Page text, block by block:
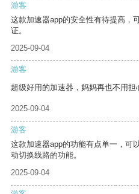
游客
这款加速器app的安全性有待提高，
证。
2025-09-04
游客
超级好用的加速器，妈妈再也不用担
2025-09-04
游客
这款加速器app的功能有点单一，可
动切换线路的功能。
2025-09-04